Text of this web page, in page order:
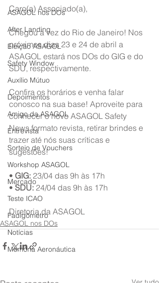
ASAGOL nos DOs
After Landing
Eleição ASAGOL
Safety Window
Auxílio Mútuo
Depoimentos
Amigo da ASAGOL
Entrevista
Sorteio de Vouchers
Workshop ASAGOL
Mercado
Teste ICAO
Fadigômetro
Notícias
Memória Aeronáutica
Caro(a) Associado(a),
Chegou a vez do Rio de Janeiro! Nos
próximos dias 23 e 24 de abril a
ASAGOL estará nos DOs do GIG e do
SDU, respectivamente.
Confira os horários e venha falar
conosco na sua base! Aproveite para
conhecer o novo ASAGOL Safety
News formato revista, retirar brindes e
trazer até nós suas críticas e
sugestões!
• GIG: 23/04 das 9h às 17h
• SDU: 24/04 das 9h às 17h
Diretoria da ASAGOL
ASAGOL nos DOs